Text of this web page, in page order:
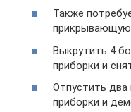
Также
прикрывающую
Выкрутить 4
приборки и
Отпустить
приборки и